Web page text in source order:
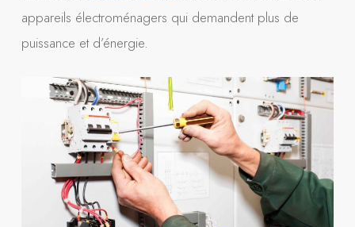
appareils électroménagers qui demandent plus de
puissance et d’énergie.